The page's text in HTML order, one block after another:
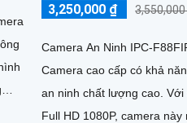
3,250,000 ₫
Camera An Ninh IPC-
Camera cao cấp có khả
an ninh chất lượng cao. Với độ phân giải
Full HD 1080P, camera này